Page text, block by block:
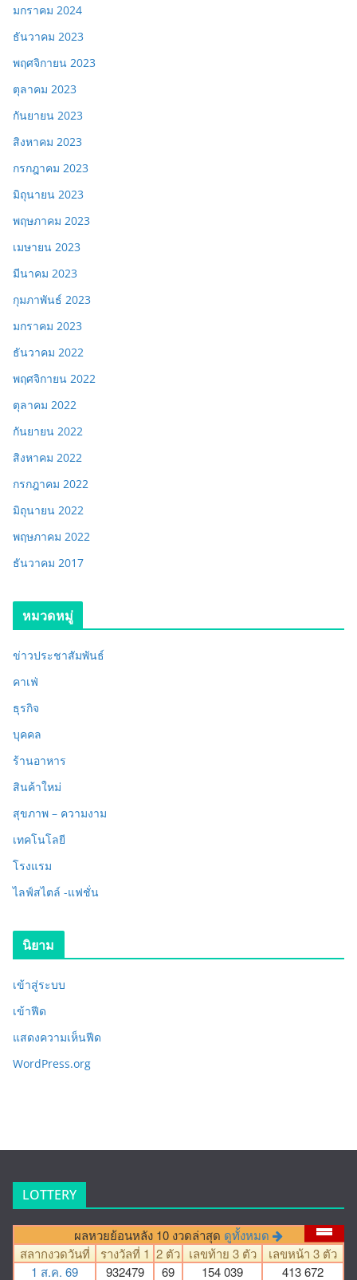
มกราคม 2024
ธันวาคม 2023
พฤศจิกายน 2023
ตุลาคม 2023
กันยายน 2023
สิงหาคม 2023
กรกฎาคม 2023
มิถุนายน 2023
พฤษภาคม 2023
เมษายน 2023
มีนาคม 2023
กุมภาพันธ์ 2023
มกราคม 2023
ธันวาคม 2022
พฤศจิกายน 2022
ตุลาคม 2022
กันยายน 2022
สิงหาคม 2022
กรกฎาคม 2022
มิถุนายน 2022
พฤษภาคม 2022
ธันวาคม 2017
หมวดหมู่
ข่าวประชาสัมพันธ์
คาเฟ่
ธุรกิจ
บุคคล
ร้านอาหาร
สินค้าใหม่
สุขภาพ – ความงาม
เทคโนโลยี
โรงแรม
ไลฟ์สไตล์ -แฟชั่น
นิยาม
เข้าสู่ระบบ
เข้าฟีด
แสดงความเห็นฟีด
WordPress.org
LOTTERY